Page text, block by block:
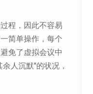
程，因此不容易
简单操作，每个
免了虚拟会议中
人沉默"的状况，